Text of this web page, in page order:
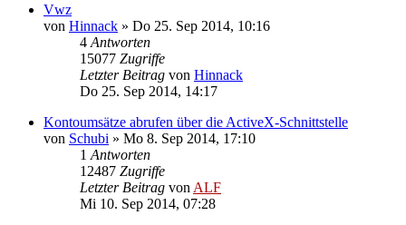
Vwz
von Hinnack » Do 25. Sep 2014, 10:16
4 Antworten
15077 Zugriffe
Letzter Beitrag von Hinnack
Do 25. Sep 2014, 14:17
Kontoumsätze abrufen über die ActiveX-Schnittstelle
von Schubi » Mo 8. Sep 2014, 17:10
1 Antworten
12487 Zugriffe
Letzter Beitrag von ALF
Mi 10. Sep 2014, 07:28